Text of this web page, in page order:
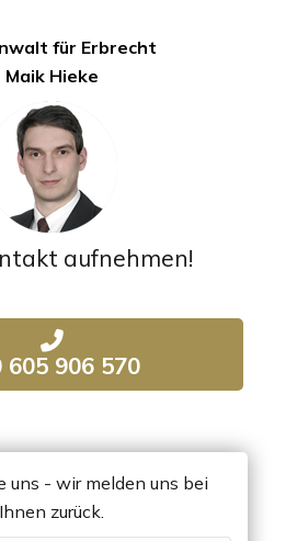
für Erbrecht
Maik Hieke
aufnehmen!
605 906 570
uns - wir melden uns bei
Ihnen zurück.